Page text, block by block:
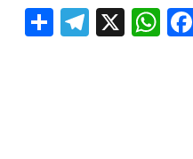
Facebook
WhatsApp
X